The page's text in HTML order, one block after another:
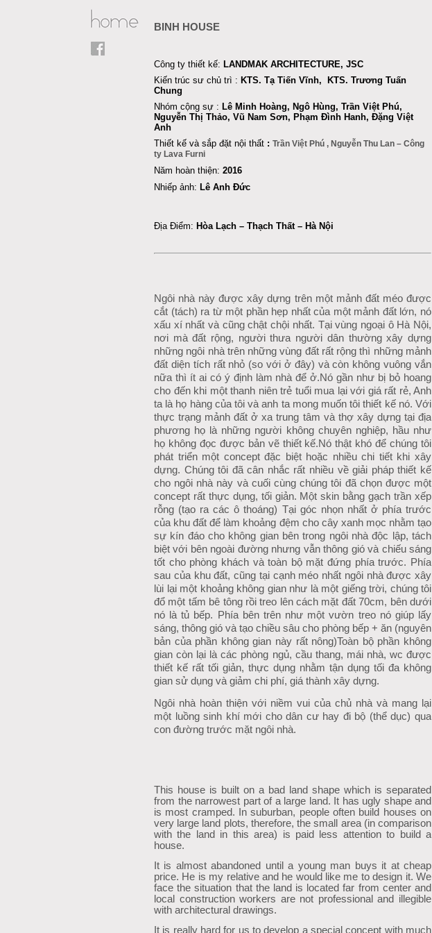
BINH HOUSE
Công ty thiết kế: LANDMAK ARCHITECTURE, JSC
Kiến trúc sư chủ trì : KTS. Tạ Tiến Vĩnh, KTS. Trương Tuấn
Chung
Nhóm cộng sự : Lê Minh Hoàng, Ngô Hùng, Trần Việt Phú,
Nguyễn Thị Thảo, Vũ Nam Sơn, Phạm Đình Hanh, Đặng Việt
Anh
Thiết kế và sắp đặt nội thất : Trần Việt Phú , Nguyễn Thu Lan – Công
ty Lava Furni
Năm hoàn thiện: 2016
Nhiếp ảnh: Lê Anh Đức
Địa Điểm: Hòa Lạch – Thạch Thất – Hà Nội
Ngôi nhà này được xây dựng trên một mảnh đất méo được
cắt (tách) ra từ một phần hẹp nhất của một mảnh đất lớn, nó
xấu xí nhất và cũng chật chội nhất. Tại vùng ngoại ô Hà Nội,
nơi mà đất rộng, người thưa người dân thường xây dựng
những ngôi nhà trên những vùng đất rất rộng thì những mảnh
đất diện tích rất nhỏ (so với ở đây) và còn không vuông vắn
nữa thì ít ai có ý định làm nhà để ở.Nó gần như bị bỏ hoang
cho đến khi một thanh niên trẻ tuổi mua lại với giá rất rẻ, Anh
ta là họ hàng của tôi và anh ta mong muốn tôi thiết kế nó. Với
thực trạng mảnh đất ở xa trung tâm và thợ xây dựng tại địa
phương họ là những người không chuyên nghiệp, hầu như
họ không đọc được bản vẽ thiết kế.Nó thật khó để chúng tôi
phát triển một concept đặc biệt hoặc nhiều chi tiết khi xây
dựng. Chúng tôi đã cân nhắc rất nhiều về giải pháp thiết kế
cho ngôi nhà này và cuối cùng chúng tôi đã chọn được một
concept rất thực dụng, tối giản. Một skin bằng gạch trần xếp
rỗng (tạo ra các ô thoáng) Tại góc nhọn nhất ở phía trước
của khu đất để làm khoảng đệm cho cây xanh mọc nhằm tạo
sự kín đáo cho không gian bên trong ngôi nhà độc lập, tách
biệt với bên ngoài đường nhưng vẫn thông gió và chiếu sáng
tốt cho phòng khách và toàn bộ mặt đứng phía trước. Phía
sau của khu đất, cũng tại cạnh méo nhất ngôi nhà được xây
lùi lại một khoảng không gian như là một giếng trời, chúng tôi
đổ một tấm bê tông rồi treo lên cách mặt đất 70cm, bên dưới
nó là tủ bếp. Phía bên trên như một vườn treo nó giúp lấy
sáng, thông gió và tạo chiều sâu cho phòng bếp + ăn (nguyên
bản của phần không gian này rất nông)Toàn bộ phần không
gian còn lại là các phòng ngủ, cầu thang, mái nhà, wc được
thiết kế rất tối giản, thực dụng nhằm tận dụng tối đa không
gian sử dụng và giảm chi phí, giá thành xây dựng.
Ngôi nhà hoàn thiện với niềm vui của chủ nhà và mang lại
một luồng sinh khí mới cho dân cư hay đi bộ (thể dục) qua
con đường trước mặt ngôi nhà.
This house is built on a bad land shape which is separated
from the narrowest part of a large land. It has ugly shape and
is most cramped. In suburban, people often build houses on
very large land plots, therefore, the small area (in comparison
with the land in this area) is paid less attention to build a
house.
It is almost abandoned until a young man buys it at cheap
price. He is my relative and he would like me to design it. We
face the situation that the land is located far from center and
local construction workers are not professional and illegible
with architectural drawings.
It is really hard for us to develop a special concept with much